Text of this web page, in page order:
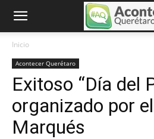
Inicio
Acontecer Querétaro
Exitoso “Día del
organizado por
Marqués